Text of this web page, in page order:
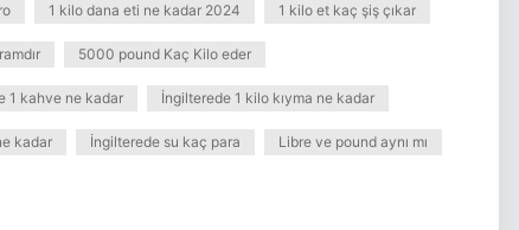
1 kilo dana eti ne kadar 2024 1 kilo et kaç şiş çıkar
5000 pound Kaç Kilo eder
1 kahve ne kadar İngilterede 1 kilo kıyma ne kadar
kadar İngilterede su kaç para Libre ve pound aynı mı